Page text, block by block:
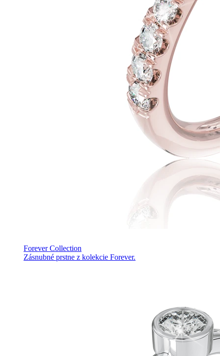
Forever Collection
Zásnubné prstne z kolekcie Forever.